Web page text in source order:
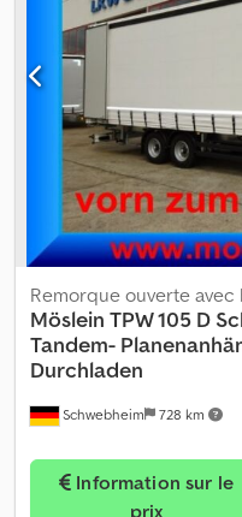
conducteur:autre, classe
frein à air comprimé
, 14 x
-- fautes d’impression,
d’illustration --, Plus de
Dcjdszrqhajpfx Ai Iek
Schwebheim 728 km
Remorque ouverte avec
Möslein TPW 105 D
Tandem-
Durchladen
prix